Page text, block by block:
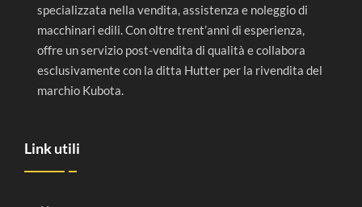
specializzata nella vendita, assistenza e noleggio di
macchinari edili. Con oltre trent’anni di esperienza,
offre un servizio post-vendita di qualità e collabora
esclusivamente con la ditta Hutter per la rivendita del
marchio Kubota.
Link utili